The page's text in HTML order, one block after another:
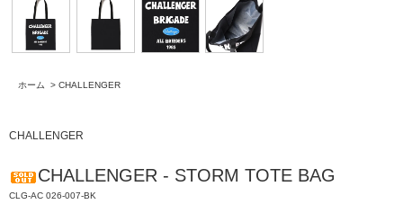
ホーム > CHALLENGER
CHALLENGER
CHALLENGER - STORM TOTE BAG
CLG-AC 026-007-BK